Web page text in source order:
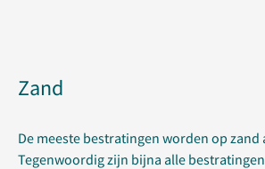
Zand
De meeste bestratingen worden op zand
Tegenwoordig zijn bijna alle